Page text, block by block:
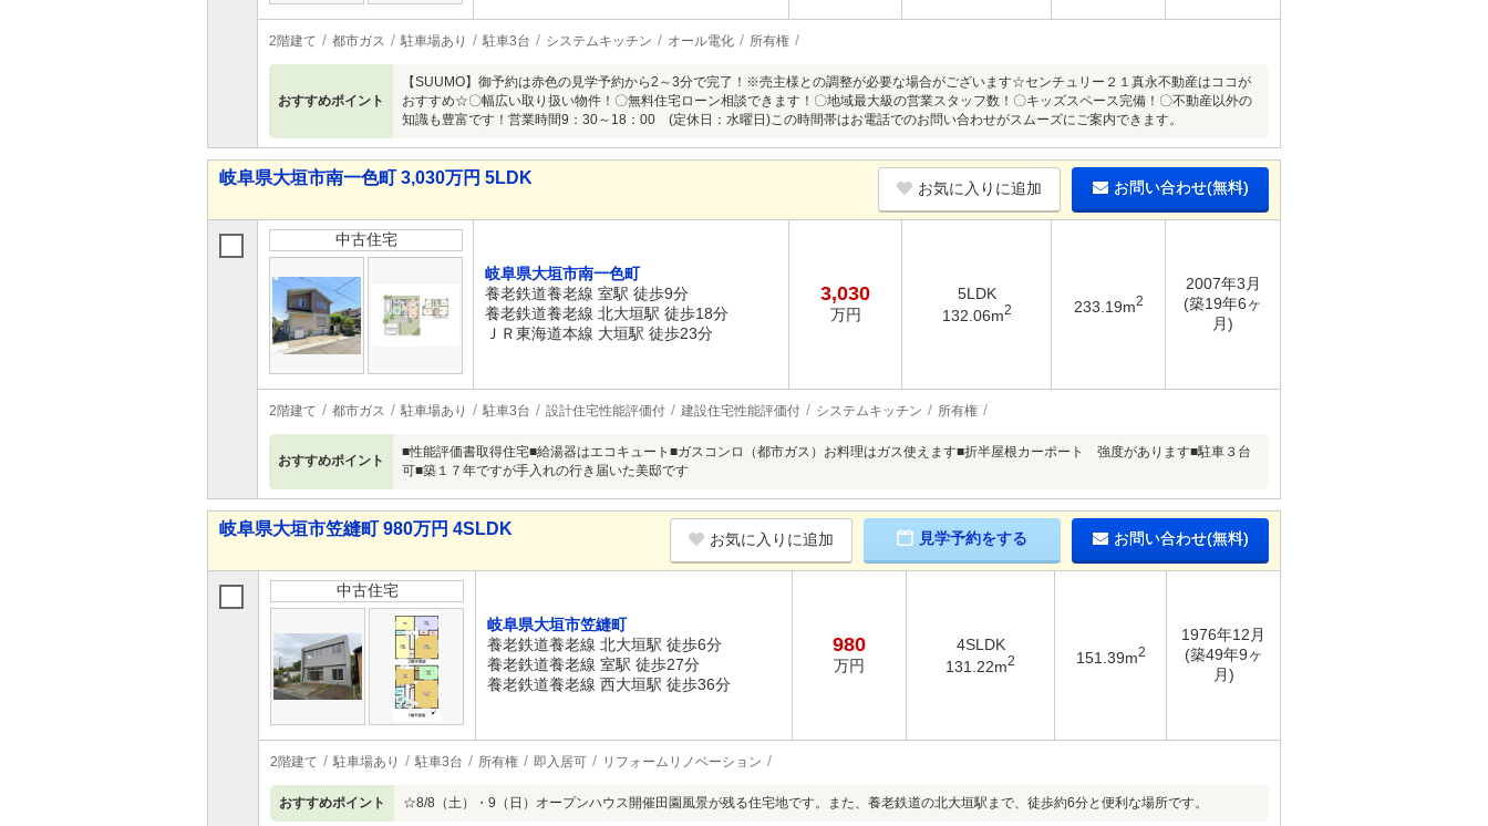
2階建て 都市ガス 駐車場あり 駐車3台 システムキッチン オール電化 所有権
おすすめポイント
【SUUMO】御予約は赤色の見学予約から2～3分で完了！※売主様との調整が必要な場合がございます☆センチュリー２１真永不動産はココが
おすすめ☆〇幅広い取り扱い物件！〇無料住宅ローン相談できます！〇地域最大級の営業スタッフ数！〇キッズスペース完備！〇不動産以外の
知識も豊富です！営業時間9：30～18：00 (定休日：水曜日)この時間帯はお電話でのお問い合わせがスムーズにご案内できます。
岐阜県大垣市南一色町 3,030万円 5LDK
お気に入りに追加 お問い合わせ(無料)
中古住宅
岐阜県大垣市南一色町
養老鉄道養老線 室駅 徒歩9分
養老鉄道養老線 北大垣駅 徒歩18分
ＪＲ東海道本線 大垣駅 徒歩23分
3,030
万円
5LDK
132.06m2 233.19m2
2007年3月
(築19年6ヶ
月)
2階建て 都市ガス 駐車場あり 駐車3台 設計住宅性能評価付 建設住宅性能評価付 システムキッチン 所有権
おすすめポイント
■性能評価書取得住宅■給湯器はエコキュート■ガスコンロ（都市ガス）お料理はガス使えます■折半屋根カーポート 強度があります■駐車３台
可■築１７年ですが手入れの行き届いた美邸です
岐阜県大垣市笠縫町 980万円 4SLDK
お気に入りに追加 見学予約をする お問い合わせ(無料)
中古住宅
岐阜県大垣市笠縫町
養老鉄道養老線 北大垣駅 徒歩6分
養老鉄道養老線 室駅 徒歩27分
養老鉄道養老線 西大垣駅 徒歩36分
980
万円
4SLDK
131.22m2 151.39m2
1976年12月
(築49年9ヶ
月)
2階建て 駐車場あり 駐車3台 所有権 即入居可 リフォームリノベーション
おすすめポイント ☆8/8（土）・9（日）オープンハウス開催田園風景が残る住宅地です。また、養老鉄道の北大垣駅まで、徒歩約6分と便利な場所です。